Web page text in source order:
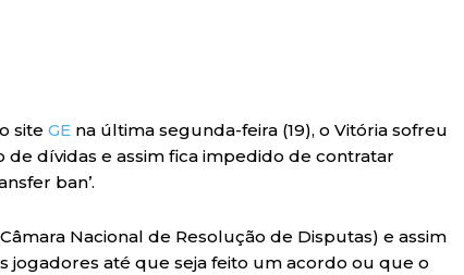
site GE na última segunda-feira (19), o Vitória sofreu
dívidas e assim fica impedido de contratar
ban’.
Nacional de Resolução de Disputas) e assim
jogadores até que seja feito um acordo ou que o